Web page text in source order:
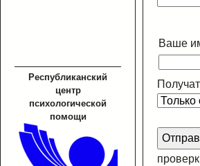
Республиканский
центр
психологической
помощи
Ваше